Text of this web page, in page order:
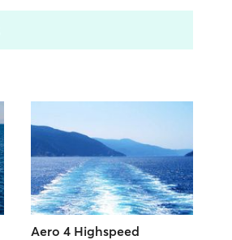
Aero 4 Highspeed